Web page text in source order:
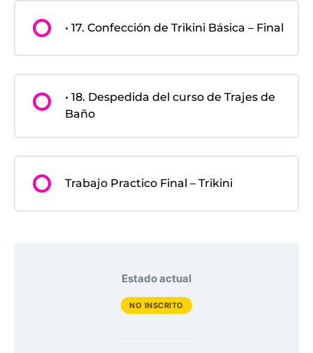
• 17. Confección de Trikini Básica – Final
• 18. Despedida del curso de Trajes de
Baño
Trabajo Practico Final – Trikini
Estado actual
NO INSCRITO